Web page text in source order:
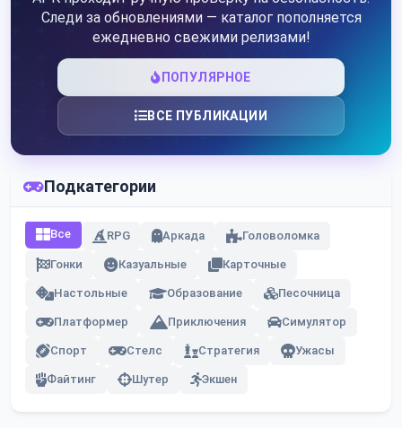
Следи за обновлениями — каталог пополняется
ежедневно свежими релизами!
ПОПУЛЯРНОЕ
ВСЕ ПУБЛИКАЦИИ
Подкатегории
Все RPG Аркада Головоломка
Гонки Казуальные Карточные
Настольные Образование Песочница
Платформер Приключения Симулятор
Спорт Стелс Стратегия Ужасы
Файтинг Шутер Экшен